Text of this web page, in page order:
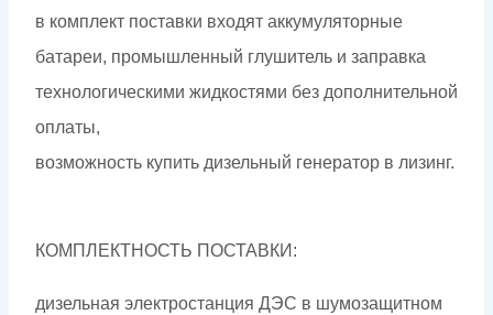
в комплект поставки входят аккумуляторные
батареи, промышленный глушитель и заправка
технологическими жидкостями без дополнительной
оплаты,
возможность купить дизельный генератор в лизинг.
КОМПЛЕКТНОСТЬ ПОСТАВКИ:
дизельная электростанция ДЭС в шумозащитном